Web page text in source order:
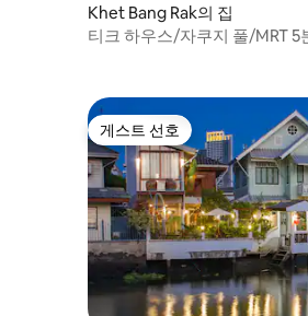
Khet Bang Rak의 집
티크 하우스/자쿠지 풀/MRT 5
게스트 선호
게스트 선호